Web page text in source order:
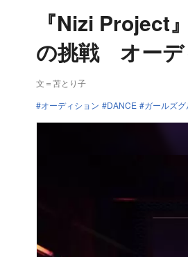
『Nizi Project
の挑戦 オーデ
文＝苫とり子
オーディション
DANCE ガールズ